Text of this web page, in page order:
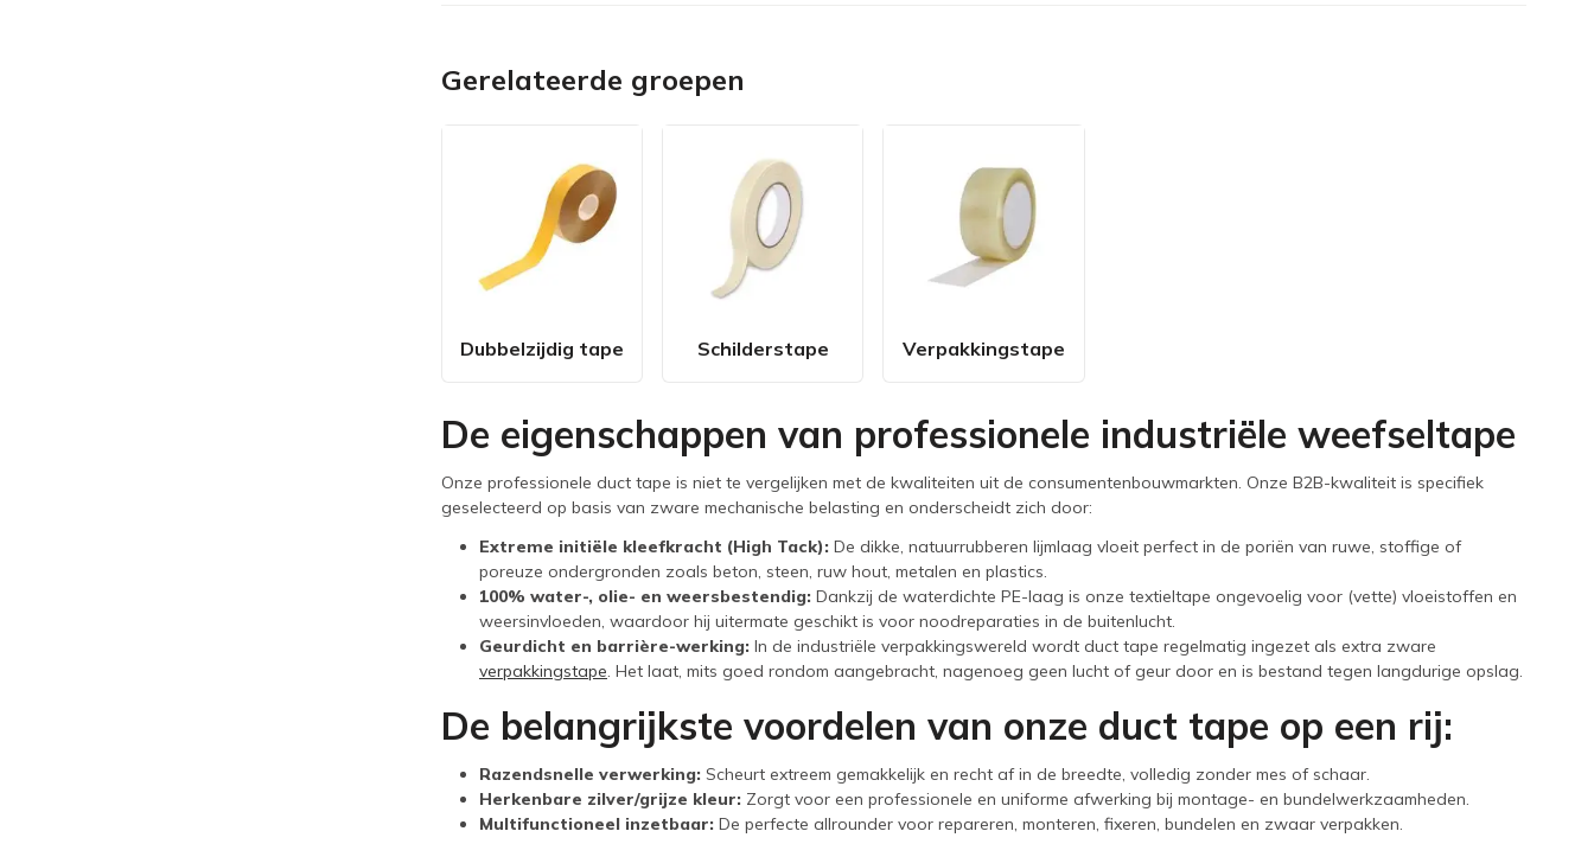
Gerelateerde groepen
Dubbelzijdig tape Schilderstape Verpakkingstape
De eigenschappen van professionele industriële weefseltape
Onze professionele duct tape is niet te vergelijken met de kwaliteiten uit de consumentenbouwmarkten. Onze B2B-kwaliteit is specifiek
geselecteerd op basis van zware mechanische belasting en onderscheidt zich door:
Extreme initiële kleefkracht (High Tack): De dikke, natuurrubberen lijmlaag vloeit perfect in de poriën van ruwe, stoffige of
poreuze ondergronden zoals beton, steen, ruw hout, metalen en plastics.
100% water-, olie- en weersbestendig: Dankzij de waterdichte PE-laag is onze textieltape ongevoelig voor (vette) vloeistoffen en
weersinvloeden, waardoor hij uitermate geschikt is voor noodreparaties in de buitenlucht.
Geurdicht en barrière-werking: In de industriële verpakkingswereld wordt duct tape regelmatig ingezet als extra zware
verpakkingstape. Het laat, mits goed rondom aangebracht, nagenoeg geen lucht of geur door en is bestand tegen langdurige opslag.
De belangrijkste voordelen van onze duct tape op een rij:
Razendsnelle verwerking: Scheurt extreem gemakkelijk en recht af in de breedte, volledig zonder mes of schaar.
Herkenbare zilver/grijze kleur: Zorgt voor een professionele en uniforme afwerking bij montage- en bundelwerkzaamheden.
Multifunctioneel inzetbaar: De perfecte allrounder voor repareren, monteren, fixeren, bundelen en zwaar verpakken.